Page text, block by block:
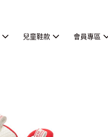
兒童鞋款 會員專區